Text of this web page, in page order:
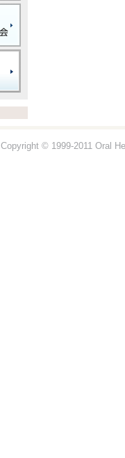
Copyright © 1999-2011 Oral